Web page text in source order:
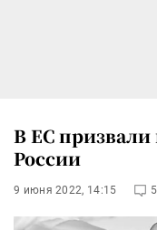
В ЕС призвали
России
9 июня 2022, 14:15